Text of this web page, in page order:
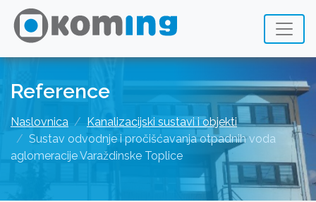
Reference
Naslovnica
Kanalizacijski sustavi i objekti
Sustav odvodnje i pročišćavanja otpadnih voda
aglomeracije Varaždinske Toplice